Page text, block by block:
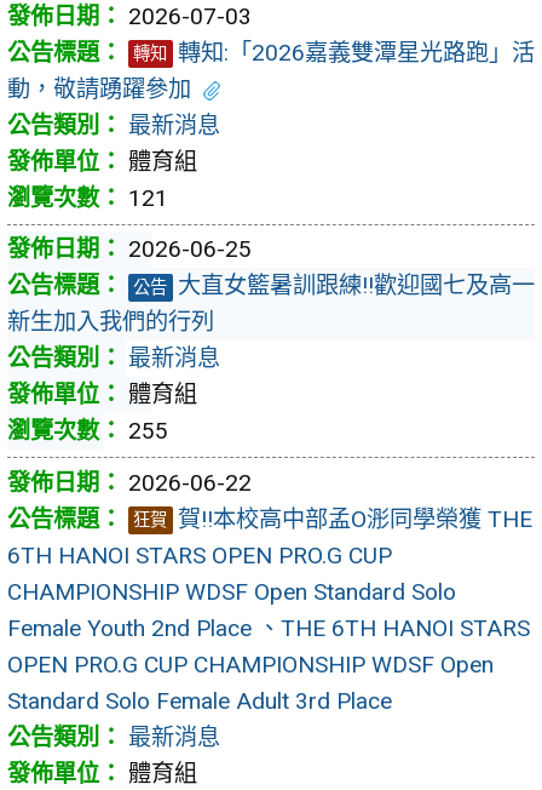
2026-07-03
轉知
轉知:「2026嘉義雙潭星光路跑」活
動，敬請踴躍參加
最新消息
體育組
121
2026-06-25
公告 大直女籃暑訓跟練!!歡迎國七及高一
新生加入我們的行列
最新消息
體育組
255
2026-06-22
狂賀 賀!!本校高中部孟O浵同學榮獲 THE
6TH HANOI STARS OPEN PRO.G CUP
CHAMPIONSHIP WDSF Open Standard Solo
Female Youth 2nd Place 、THE 6TH HANOI STARS
OPEN PRO.G CUP CHAMPIONSHIP WDSF Open
Standard Solo Female Adult 3rd Place
最新消息
體育組